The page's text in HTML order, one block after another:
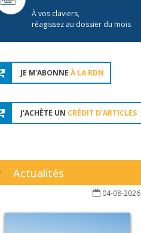
À vos claviers,
réagissez au dossier du mois
JE M'ABONNE À LA RDN
J'ACHÈTE UN CRÉDIT D'ARTICLES
Actualités
04-08-2026